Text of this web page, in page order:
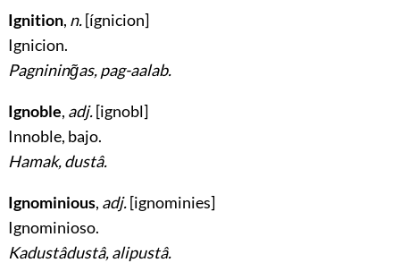
Ignition, n.[ígnicion]
Ignicion.
Pagnining̃as, pag-aalab.
Ignoble, adj.[ignobl]
Innoble, bajo.
Hamak, dustâ.
Ignominious, adj.[ignominies]
Ignominioso.
Kadustâdustâ, alipustâ.